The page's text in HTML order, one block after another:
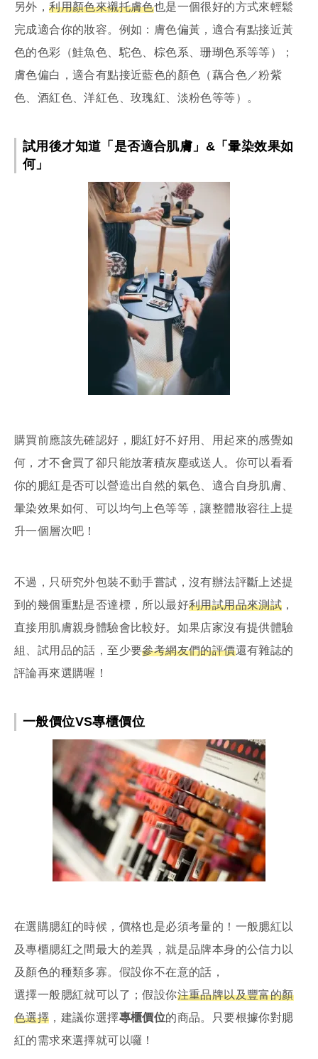
另外，利用顏色來襯托膚色也是一個很好的方式來輕鬆
完成適合你的妝容。例如：膚色偏黃，適合有點接近黃
色的色彩（鮭魚色、駝色、棕色系、珊瑚色系等等）；
膚色偏白，適合有點接近藍色的顏色（藕合色／粉紫
色、酒紅色、洋紅色、玫瑰紅、淡粉色等等）。
試用後才知道「是否適合肌膚」&「暈染效果如
何」
購買前應該先確認好，腮紅好不好用、用起來的感覺如
何，才不會買了卻只能放著積灰塵或送人。你可以看看
你的腮紅是否可以營造出自然的氣色、適合自身肌膚、
暈染效果如何、可以均勻上色等等，讓整體妝容往上提
升一個層次吧！
不過，只研究外包裝不動手嘗試，沒有辦法評斷上述提
到的幾個重點是否達標，所以最好利用試用品來測試 ，
直接用肌膚親身體驗會比較好。如果店家沒有提供體驗
組、試用品的話，至少要參考網友們的評價還有雜誌的
評論再來選購喔！
一般價位VS專櫃價位
在選購腮紅的時候，價格也是必須考量的！一般腮紅以
及專櫃腮紅之間最大的差異，就是品牌本身的公信力以
及顏色的種類多寡。假設你不在意的話，
選擇一般腮紅就可以了；假設你注重品牌以及豐富的顏
色選擇 ，建議你選擇專櫃價位的商品。只要根據你對腮
紅的需求來選擇就可以囉！